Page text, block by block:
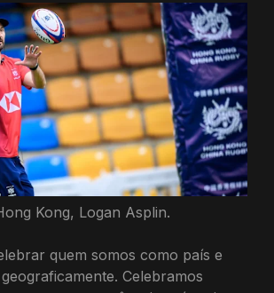
Kong, Logan Asplin.
quem somos como país e
Celebramos